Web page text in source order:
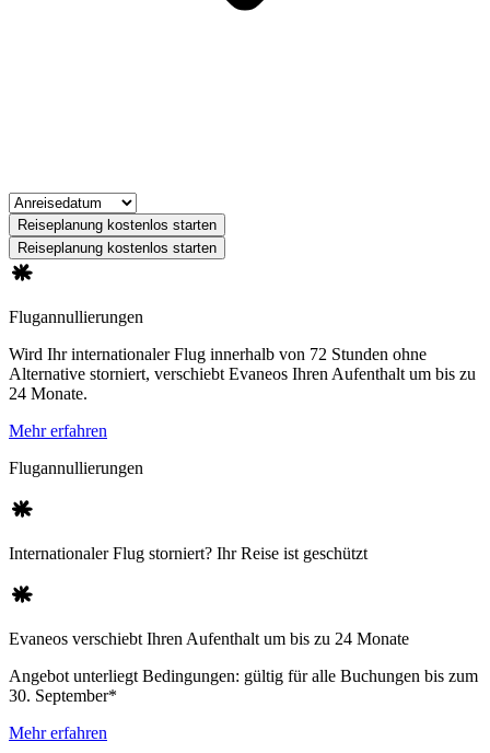
Reiseplanung kostenlos starten
Reiseplanung kostenlos starten
Flugannullierungen
Wird Ihr internationaler Flug innerhalb von 72 Stunden ohne
Alternative storniert, verschiebt Evaneos Ihren Aufenthalt um bis zu
24 Monate.
Mehr erfahren
Flugannullierungen
Internationaler Flug storniert? Ihr Reise ist geschützt
Evaneos verschiebt Ihren Aufenthalt um bis zu 24 Monate
Angebot unterliegt Bedingungen: gültig für alle Buchungen bis zum
30. September*
Mehr erfahren